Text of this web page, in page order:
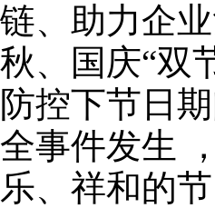
链、助力企
秋、国庆“双
防控下节日
全事件发生
乐、祥和的